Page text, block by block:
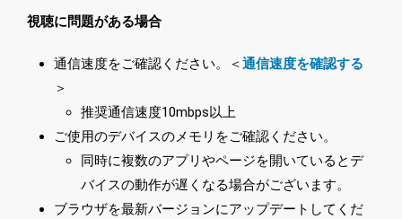
視聴に問題がある場合
通信速度をご確認ください。＜通信速度を確認する
＞
推奨通信速度10mbps以上
ご使用のデバイスのメモリをご確認ください。
同時に複数のアプリやページを開いているとデ
バイスの動作が遅くなる場合がございます。
ブラウザを最新バージョンにアップデートしてくだ